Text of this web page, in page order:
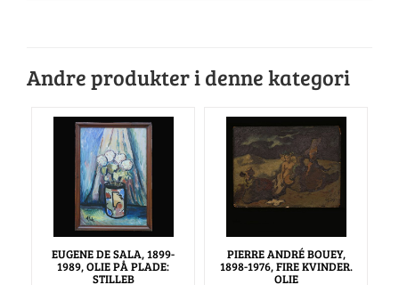
Andre produkter i denne kategori
EUGENE DE SALA, 1899-
1989, OLIE PÅ PLADE:
STILLEB
PIERRE ANDRÉ BOUEY,
1898-1976, FIRE KVINDER.
OLIE